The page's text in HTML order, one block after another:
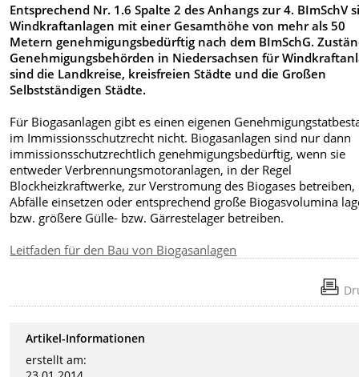
Entsprechend Nr. 1.6 Spalte 2 des Anhangs zur 4. BImSchV
Windkraftanlagen mit einer Gesamthöhe von mehr als 50
Metern genehmigungsbedürftig nach dem BImSchG.
Genehmigungsbehörden in Niedersachsen für
sind die Landkreise, kreisfreien Städte und die Großen
Selbstständigen Städte.
Für Biogasanlagen gibt es einen eigenen
im Immissionsschutzrecht nicht. Biogasanlagen sind nur dann
immissionsschutzrechtlich genehmigungsbedürftig, wenn sie
entweder Verbrennungsmotoranlagen, in der Regel
Blockheizkraftwerke, zur Verstromung des Biogases betreiben,
Abfälle einsetzen oder entsprechend große Biogasvolumina
bzw. größere Gülle- bzw. Gärrestelager betreiben.
Leitfaden für den Bau von Biogasanlagen
Artikel-Informationen
erstellt am: